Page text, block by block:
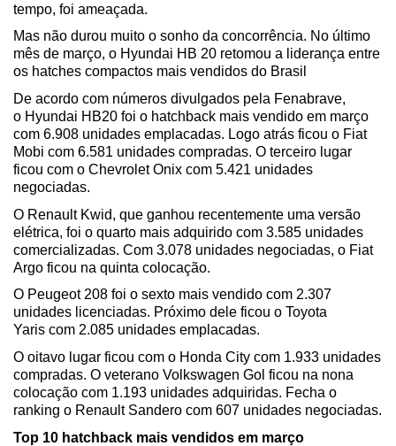
tempo, foi ameaçada.
Mas não durou muito o sonho da concorrência. No último
mês de março, o Hyundai HB 20 retomou a liderança entre
os hatches compactos mais vendidos do Brasil
De acordo com números divulgados pela Fenabrave,
o Hyundai HB20 foi o hatchback mais vendido em março
com 6.908 unidades emplacadas. Logo atrás ficou o Fiat
Mobi com 6.581 unidades compradas. O terceiro lugar
ficou com o Chevrolet Onix com 5.421 unidades
negociadas.
O Renault Kwid, que ganhou recentemente uma versão
elétrica, foi o quarto mais adquirido com 3.585 unidades
comercializadas. Com 3.078 unidades negociadas, o Fiat
Argo ficou na quinta colocação.
O Peugeot 208 foi o sexto mais vendido com 2.307
unidades licenciadas. Próximo dele ficou o Toyota
Yaris com 2.085 unidades emplacadas.
O oitavo lugar ficou com o Honda City com 1.933 unidades
compradas. O veterano Volkswagen Gol ficou na nona
colocação com 1.193 unidades adquiridas. Fecha o
ranking o Renault Sandero com 607 unidades negociadas.
Top 10 hatchback mais vendidos em março